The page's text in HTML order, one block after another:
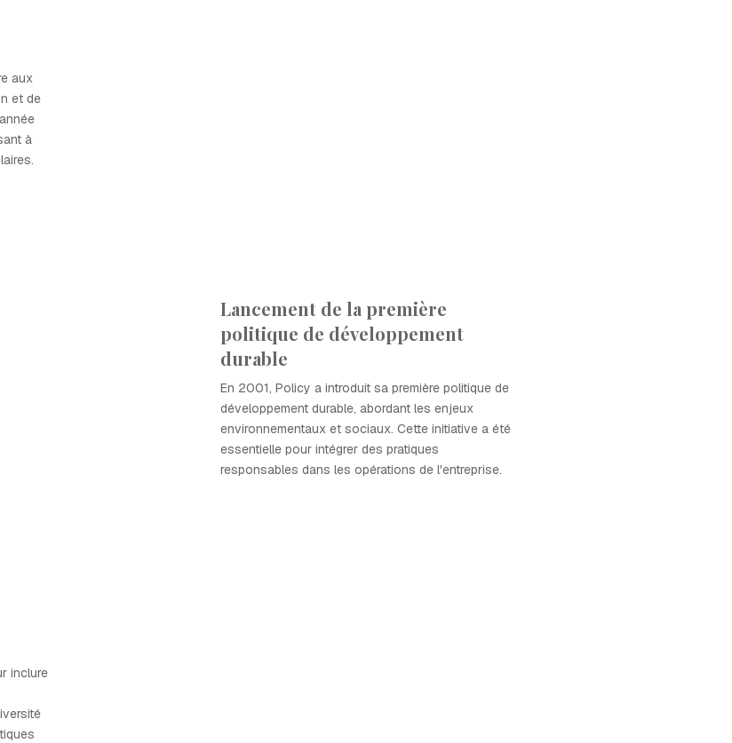
aux
et de
à
Lancement de la première
politique de développement
durable
En 2001, Policy a introduit sa première politique de
développement durable, abordant les enjeux
environnementaux et sociaux. Cette initiative a été
essentielle pour intégrer des pratiques
responsables dans les opérations de l'entreprise.
inclure